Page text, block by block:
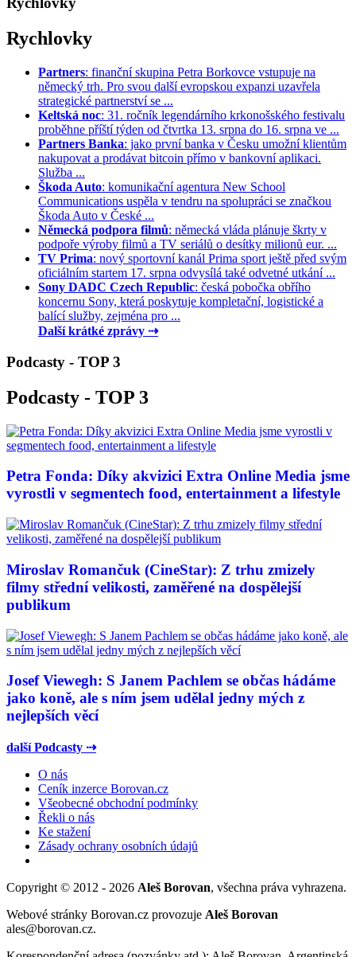
Rychlovky
Partners: finanční skupina Petra Borkovce vstupuje na
německý trh. Pro svou další evropskou expanzi uzavřela
strategické partnerství se ...
Keltská noc: 31. ročník legendárního krkonošského festivalu
proběhne příští týden od čtvrtka 13. srpna do 16. srpna ve ...
Partners Banka: jako první banka v Česku umožní klientům
nakupovat a prodávat bitcoin přímo v bankovní aplikaci.
Služba ...
Škoda Auto: komunikační agentura New School
Communications uspěla v tendru na spolupráci se značkou
Škoda Auto v České ...
Německá podpora filmů: německá vláda plánuje škrty v
podpoře výroby filmů a TV seriálů o desítky milionů eur. ...
TV Prima: nový sportovní kanál Prima sport ještě před svým
oficiálním startem 17. srpna odvysílá také odvetné utkání ...
Sony DADC Czech Republic: česká pobočka obřího
koncernu Sony, která poskytuje kompletační, logistické a
balící služby, zejména pro ...
Další krátké zprávy ⇢
Podcasty - TOP 3
Podcasty - TOP 3
Petra Fonda: Díky akvizici Extra Online Media jsme
vyrostli v segmentech food, entertainment a lifestyle
Miroslav Romančuk (CineStar): Z trhu zmizely
filmy střední velikosti, zaměřené na dospělejší
publikum
Josef Viewegh: S Janem Pachlem se občas hádáme
jako koně, ale s ním jsem udělal jedny mých z
nejlepších věcí
další Podcasty ⇢
O nás
Ceník inzerce Borovan.cz
Všeobecné obchodní podmínky
Řekli o nás
Ke stažení
Zásady ochrany osobních údajů
Copyright © 2012 - 2026 Aleš Borovan, všechna práva vyhrazena.
Webové stránky Borovan.cz provozuje Aleš Borovan
ales@borovan.cz.